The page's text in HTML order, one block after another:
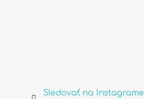
Sledovať na Instagrame